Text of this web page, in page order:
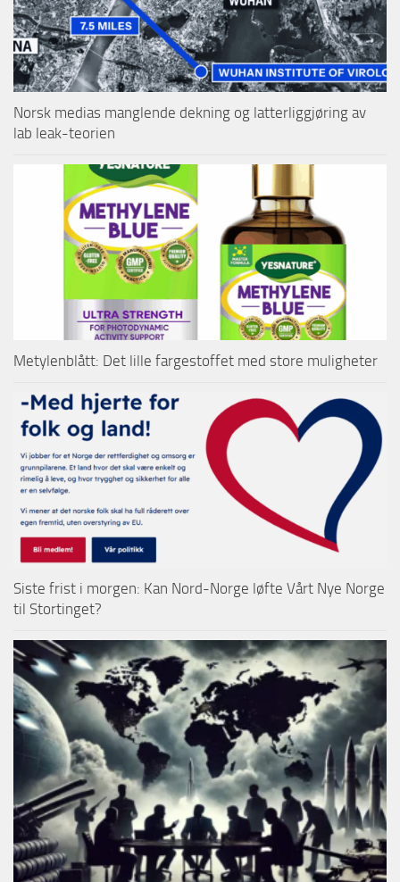
Norsk medias manglende dekning og latterliggjøring av
lab leak-teorien
Metylenblått: Det lille fargestoffet med store muligheter
Siste frist i morgen: Kan Nord-Norge løfte Vårt Nye Norge
til Stortinget?